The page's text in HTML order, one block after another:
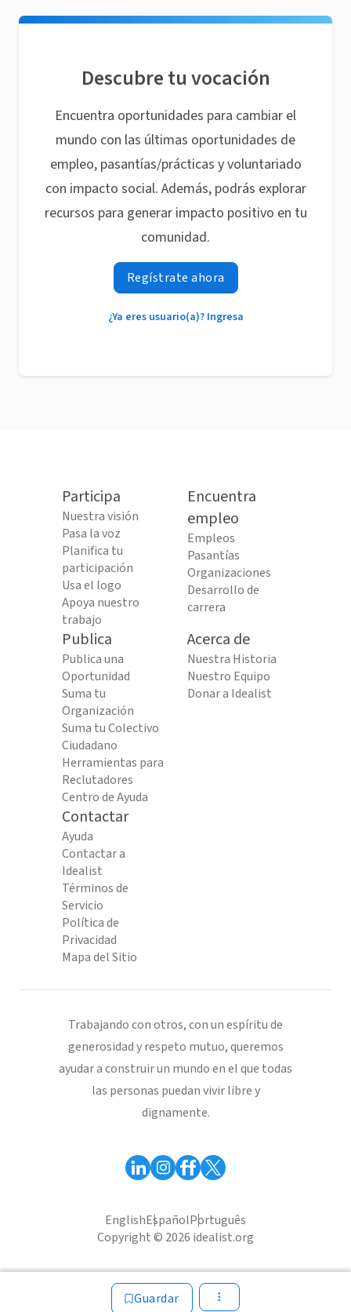
Descubre tu vocación
Encuentra oportunidades para cambiar el
mundo con las últimas oportunidades de
empleo, pasantías/prácticas y voluntariado
con impacto social. Además, podrás explorar
recursos para generar impacto positivo en tu
comunidad.
Regístrate ahora
¿Ya eres usuario(a)? Ingresa
Guardar
Participa
Nuestra visión
Pasa la voz
Planifica tu
participación
Usa el logo
Apoya nuestro
trabajo
Encuentra
empleo
Empleos
Pasantías
Organizaciones
Desarrollo de
carrera
Publica
Publica una
Oportunidad
Suma tu
Organización
Suma tu Colectivo
Ciudadano
Herramientas para
Reclutadores
Centro de Ayuda
Acerca de
Nuestra Historia
Nuestro Equipo
Donar a Idealist
Contactar
Ayuda
Contactar a
Idealist
Términos de
Servicio
Política de
Privacidad
Mapa del Sitio
Trabajando con otros, con un espíritu de
generosidad y respeto mutuo, queremos
ayudar a construir un mundo en el que todas
las personas puedan vivir libre y
dignamente.
EnglishEspañolPortuguês
Copyright © 2026 idealist.org